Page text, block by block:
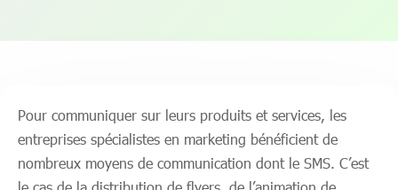
Pour communiquer sur leurs produits et services, les
entreprises spécialistes en marketing bénéficient de
nombreux moyens de communication dont le SMS. C’est